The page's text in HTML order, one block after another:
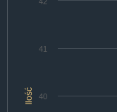
Ilość 40
41